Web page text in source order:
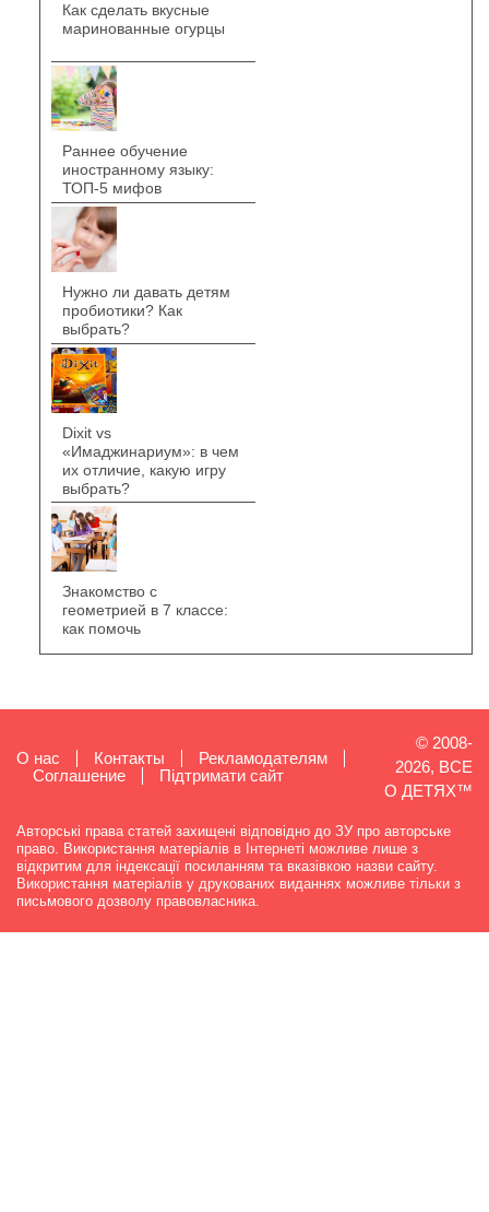
Как сделать вкусные
маринованные огурцы
Раннее обучение
иностранному языку:
ТОП-5 мифов
Нужно ли давать детям
пробиотики? Как
выбрать?
Dixit vs
«Имаджинариум»: в чем
их отличие, какую игру
выбрать?
Знакомство с
геометрией в 7 классе:
как помочь
О нас Контакты
Рекламодателям
Cоглашение
Підтримати сайт
© 2008-
2026, ВСЕ
О ДЕТЯХ™
Авторські права статей захищені відповідно до ЗУ про авторське
право. Використання матеріалів в Інтернеті можливе лише з
відкритим для індексації посиланням та вказівкою назви сайту.
Використання матеріалів у друкованих виданнях можливе тільки з
письмового дозволу правовласника.